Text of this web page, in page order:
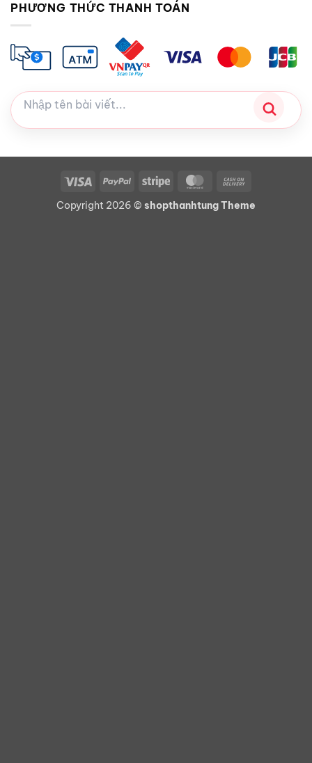
PHƯƠNG THỨC THANH TOÁN
Visa PayPal Stripe MasterCard
Delivery
Copyright 2026 © shopthanhtung Theme